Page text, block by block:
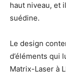
haut niveau, et
suédine.
Le design
d’éléments qui
Matrix-Laser à